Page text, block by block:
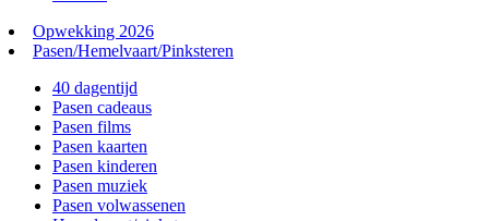
Opwekking 2026
Pasen/Hemelvaart/Pinksteren
40 dagentijd
Pasen cadeaus
Pasen films
Pasen kaarten
Pasen kinderen
Pasen muziek
Pasen volwassenen